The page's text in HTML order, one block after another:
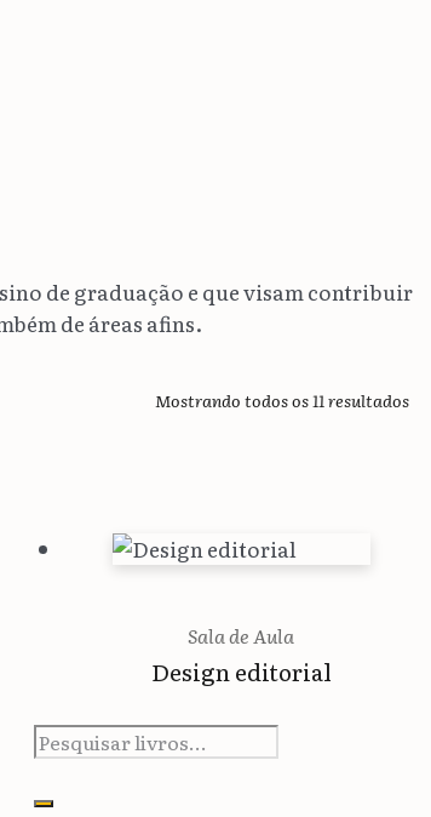
de graduação e que visam contribuir
de áreas afins.
Mostrando todos os 11 resultados
Sala de Aula
Design editorial